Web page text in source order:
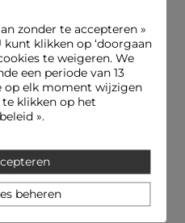
zonder te accepteren»
klikken op ‘doorgaan
te weigeren. We
een periode van 13
op elk moment wijzigen
klikken op het
».
beheren